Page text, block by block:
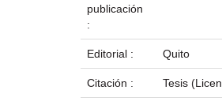
publicación
:
Editorial : Quito
Citación : Tesis